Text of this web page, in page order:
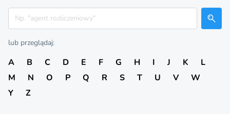
Szukaj
lub przeglądaj:
A B C D E F G H I J K
L
M
N O P Q R S T U V
W
Y
Z